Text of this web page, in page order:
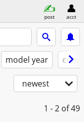
post acct
model year
newest
1 - 2 of 49